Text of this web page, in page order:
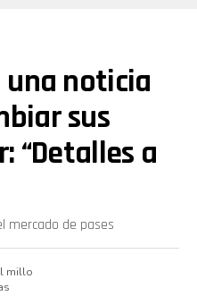
una noticia
sus
“Detalles a
mercado de pases
millo